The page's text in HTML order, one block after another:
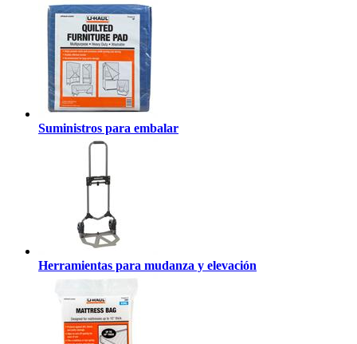
Suministros para embalar
Herramientas para mudanza y elevación